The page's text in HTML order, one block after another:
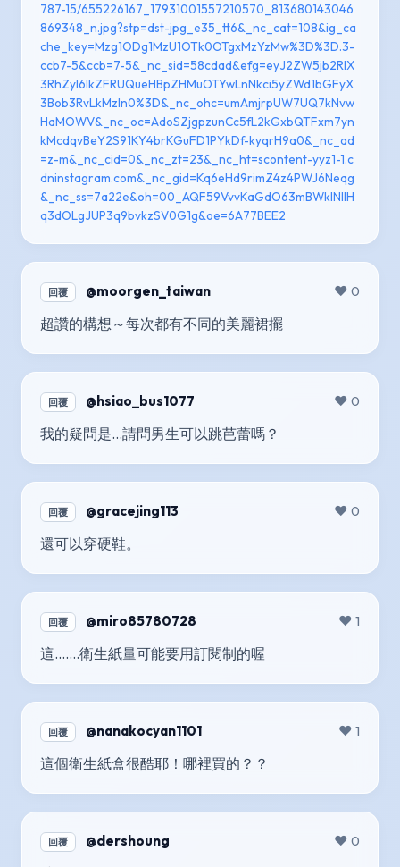
787-15/655226167_17931001557210570_813680143046
869348_n.jpg?stp=dst-jpg_e35_tt6&_nc_cat=108&ig_ca
che_key=Mzg1ODg1MzU1OTk0OTgxMzYzMw%3D%3D.3-
ccb7-5&ccb=7-5&_nc_sid=58cdad&efg=eyJ2ZW5jb2RlX
3RhZyI6IkZFRUQueHBpZHMuOTYwLnNkci5yZWd1bGFyX
3Bob3RvLkMzIn0%3D&_nc_ohc=umAmjrpUW7UQ7kNvw
HaMOWV&_nc_oc=AdoSZjgpzunCc5fL2kGxbQTFxm7yn
kMcdqvBeY2S91KY4brKGuFD1PYkDf-kyqrH9a0&_nc_ad
=z-m&_nc_cid=0&_nc_zt=23&_nc_ht=scontent-yyz1-1.c
dninstagram.com&_nc_gid=Kq6eHd9rimZ4z4PWJ6Neqg
&_nc_ss=7a22e&oh=00_AQF59VvvKaGdO63mBWkINlIH
q3dOLgJUP3q9bvkzSV0G1g&oe=6A77BEE2
回覆 @moorgen_taiwan ❤️ 0
超讚的構想～每次都有不同的美麗裙擺
回覆 @hsiao_bus1077 ❤️ 0
我的疑問是…請問男生可以跳芭蕾嗎？
回覆 @gracejing113 ❤️ 0
還可以穿硬鞋。
回覆 @miro85780728 ❤️ 1
這.......衛生紙量可能要用訂閱制的喔
回覆 @nanakocyan1101 ❤️ 1
這個衛生紙盒很酷耶！哪裡買的？？
回覆 @dershoung ❤️ 0